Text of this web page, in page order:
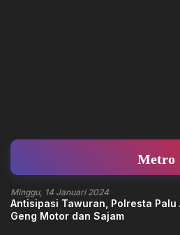
Metro
Minggu, 14 Januari 2024
Antisipasi Tawuran, Polresta Palu
Geng Motor dan Sajam